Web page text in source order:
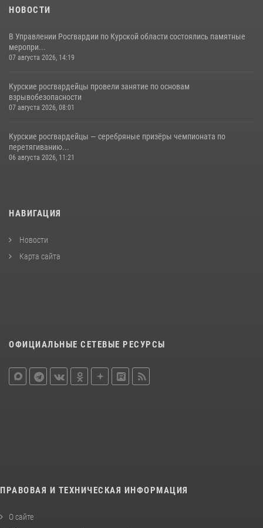
НОВОСТИ
В Управлении Росгвардии по Курской области состоялись памятные
меропри...
07 августа 2026, 14:19
Курские росгвардейцы провели занятие по основам
взрывобезопасности
07 августа 2026, 08:01
Курские росгвардейцы — серебряные призёры чемпионата по
перетягиванию...
06 августа 2026, 11:21
НАВИГАЦИЯ
Новости
Карта сайта
ОФИЦИАЛЬНЫЕ СЕТЕВЫЕ РЕСУРСЫ
ПРАВОВАЯ И ТЕХНИЧЕСКАЯ ИНФОРМАЦИЯ
О сайте